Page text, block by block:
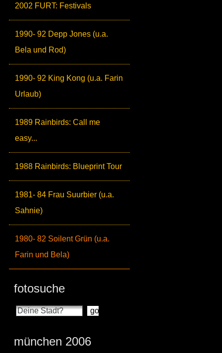
2002 FURT: Festivals
1990- 92 Depp Jones (u.a.
Bela und Rod)
1990- 92 King Kong (u.a. Farin
Urlaub)
1989 Rainbirds: Call me
easy...
1988 Rainbirds: Blueprint Tour
1981- 84 Frau Suurbier (u.a.
Sahnie)
1980- 82 Soilent Grün (u.a.
Farin und Bela)
fotosuche
münchen 2006